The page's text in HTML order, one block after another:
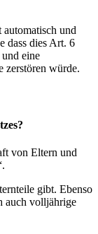
und
dass dies Art. 6
eine
zerstören würde.
von Eltern und
gibt. Ebenso
auch volljährige